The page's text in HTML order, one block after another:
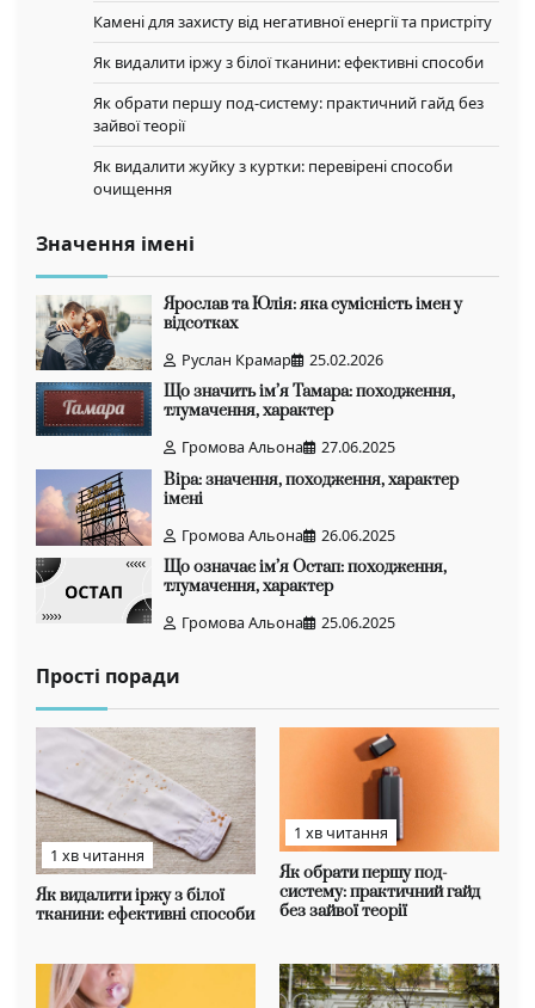
Камені для захисту від негативної енергії та пристріту
Як видалити іржу з білої тканини: ефективні способи
Як обрати першу под-систему: практичний гайд без
зайвої теорії
Як видалити жуйку з куртки: перевірені способи
очищення
Значення імені
Ярослав та Юлія: яка сумісність імен у
відсотках
Руслан Крамар
25.02.2026
Що значить ім’я Тамара: походження,
тлумачення, характер
Громова Альона
27.06.2025
Віра: значення, походження, характер
імені
Громова Альона
26.06.2025
Що означає ім’я Остап: походження,
тлумачення, характер
Громова Альона
25.06.2025
Прості поради
1 хв читання
Як видалити іржу з білої
тканини: ефективні способи
1 хв читання
Як обрати першу под-
систему: практичний гайд
без зайвої теорії